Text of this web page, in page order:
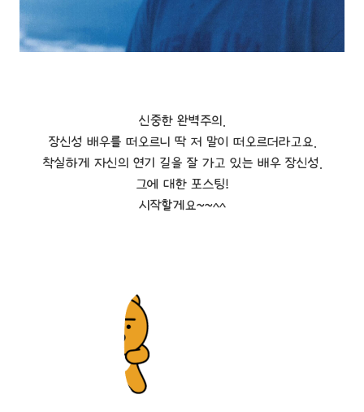
신중한 완벽주의.
장신성 배우를 떠오르니 딱 저 말이 떠오르더라고요.
착실하게 자신의 연기 길을 잘 가고 있는 배우 장신성.
그에 대한 포스팅!
시작할게요~~^^